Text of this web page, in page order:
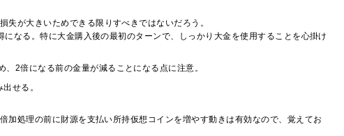
が大きいためできる限りすべきではないだろう。
なる。特に大金購入後の最初のターンで、しっかり大金を使用することを心掛け
2倍になる前の金量が減ることになる点に注意。
せる。
処理の前に財源を支払い所持仮想コインを増やす動きは有効なので、覚えてお